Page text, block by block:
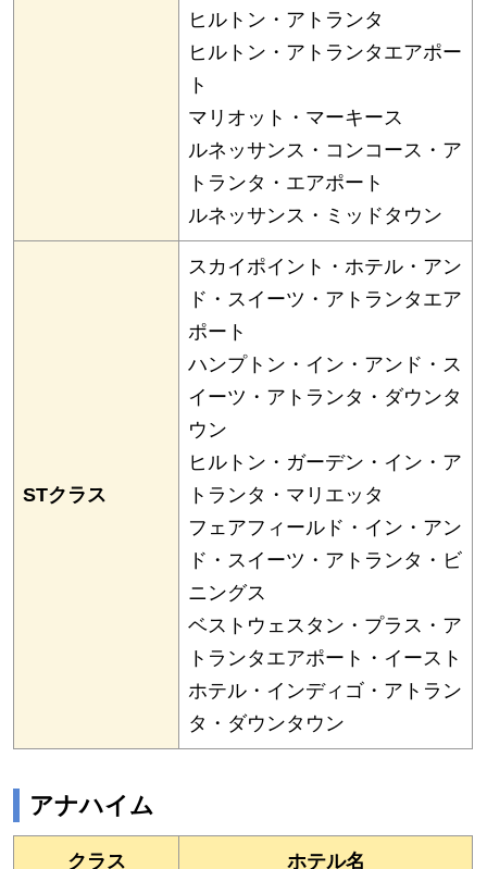
ヒルトン・アトランタ
ヒルトン・アトランタエアポー
ト
マリオット・マーキース
ルネッサンス・コンコース・ア
トランタ・エアポート
ルネッサンス・ミッドタウン
STクラス
スカイポイント・ホテル・アン
ド・スイーツ・アトランタエア
ポート
ハンプトン・イン・アンド・ス
イーツ・アトランタ・ダウンタ
ウン
ヒルトン・ガーデン・イン・ア
トランタ・マリエッタ
フェアフィールド・イン・アン
ド・スイーツ・アトランタ・ビ
ニングス
ベストウェスタン・プラス・ア
トランタエアポート・イースト
ホテル・インディゴ・アトラン
タ・ダウンタウン
アナハイム
クラス ホテル名